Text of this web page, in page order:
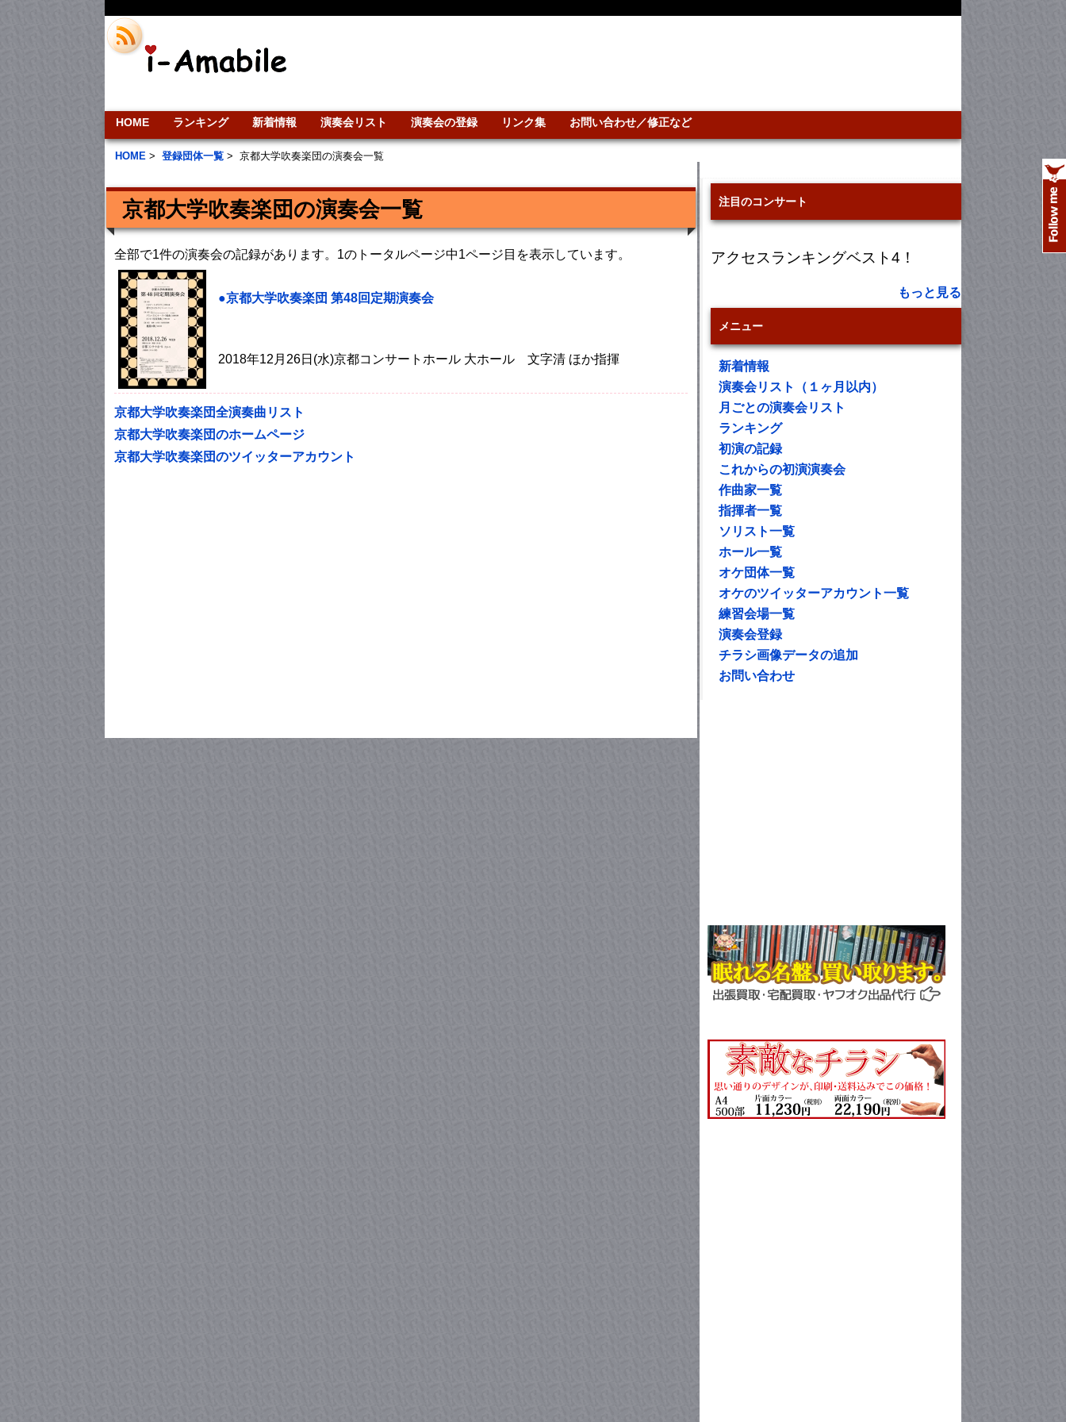
HOME ランキング 新着情報 演奏会リスト 演奏会の登録 リンク集 お問い合わせ／修正など
HOME > 登録団体一覧 > 京都大学吹奏楽団の演奏会一覧
京都大学吹奏楽団の演奏会一覧
全部で1件の演奏会の記録があります。1のトータルページ中1ページ目を表示しています。
●京都大学吹奏楽団 第48回定期演奏会
2018年12月26日(水)京都コンサートホール 大ホール 文字清 ほか指揮
京都大学吹奏楽団全演奏曲リスト
京都大学吹奏楽団のホームページ
京都大学吹奏楽団のツイッターアカウント
注目のコンサート
アクセスランキングベスト4！
もっと見る
メニュー
新着情報
演奏会リスト（１ヶ月以内）
月ごとの演奏会リスト
ランキング
初演の記録
これからの初演演奏会
作曲家一覧
指揮者一覧
ソリスト一覧
ホール一覧
オケ団体一覧
オケのツイッターアカウント一覧
練習会場一覧
演奏会登録
チラシ画像データの追加
お問い合わせ